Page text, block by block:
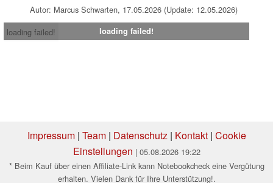
Autor: Marcus Schwarten, 17.05.2026 (Update: 12.05.2026)
loading failed!
loading failed!
Impressum| Team| Datenschutz| Kontakt| Cookie
Einstellungen | 05.08.2026 19:22
* Beim Kauf über einen Affiliate-Link kann Notebookcheck eine Vergütung
erhalten. Vielen Dank für Ihre Unterstützung!.